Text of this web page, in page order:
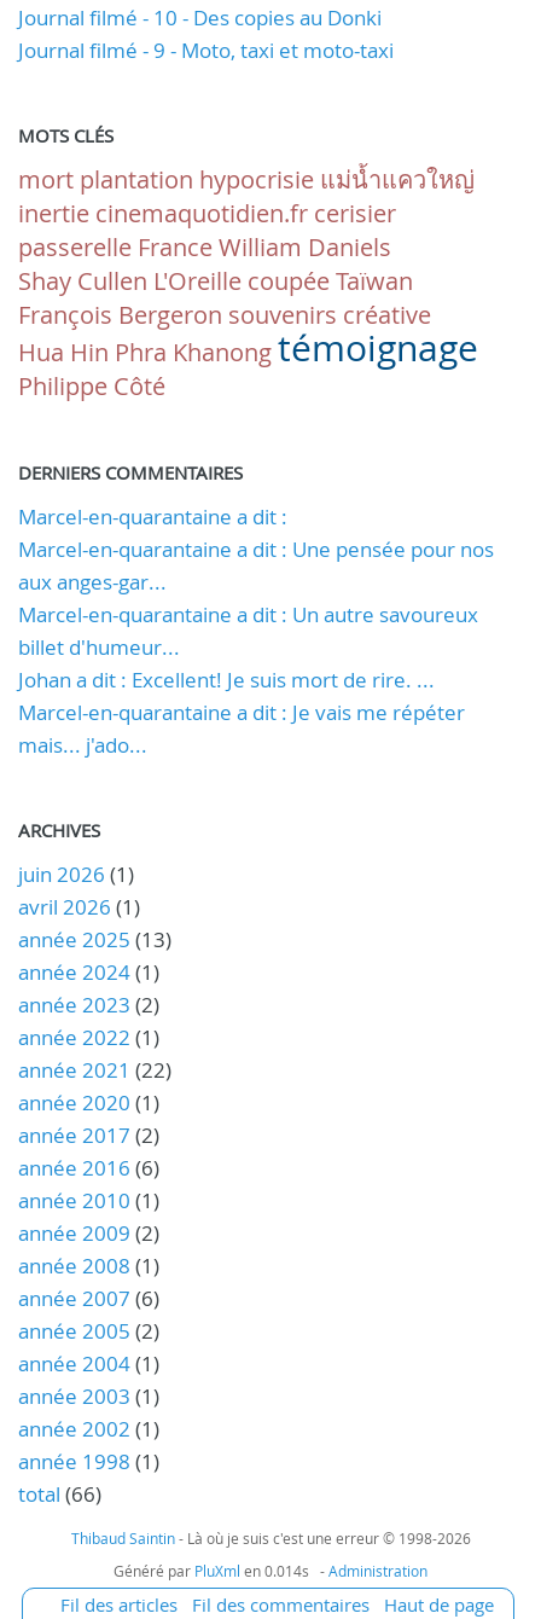
Journal filmé - 10 - Des copies au Donki
Journal filmé - 9 - Moto, taxi et moto-taxi
MOTS CLÉS
mort plantation hypocrisie แม่น้ำแควใหญ่
inertie cinemaquotidien.fr cerisier
passerelle FranceWilliam Daniels
Shay Cullen L'Oreille coupéeTaïwan
François Bergeron souvenirs créative
Hua Hin Phra Khanongtémoignage
Philippe Côté
DERNIERS COMMENTAIRES
Marcel-en-quarantaine a dit :
Marcel-en-quarantaine a dit : Une pensée pour nos
aux anges-gar...
Marcel-en-quarantaine a dit : Un autre savoureux
billet d'humeur...
Johan a dit : Excellent! Je suis mort de rire. ...
Marcel-en-quarantaine a dit : Je vais me répéter
mais... j'ado...
ARCHIVES
juin 2026 (1)
avril 2026 (1)
année 2025 (13)
année 2024(1)
année 2023 (2)
année 2022 (1)
année 2021 (22)
année 2020 (1)
année 2017 (2)
année 2016 (6)
année 2010 (1)
année 2009 (2)
année 2008 (1)
année 2007 (6)
année 2005 (2)
année 2004(1)
année 2003 (1)
année 2002 (1)
année 1998 (1)
total (66)
Thibaud Saintin- Là où je suis c'est une erreur © 1998-2026
Généré par PluXml en 0.014s -Administration
Fil des articles Fil des commentaires Haut de page